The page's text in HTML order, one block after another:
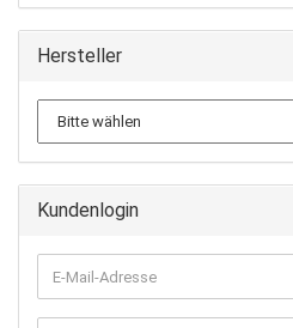
Hersteller
Kundenlogin
E-
Mail-
Adresse